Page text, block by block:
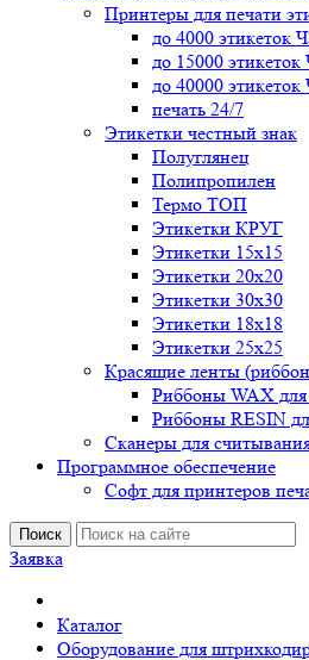
Принтеры для печати
до 4000 этикеток
до 15000 этикеток
до 40000 этикеток
печать 24/7
Этикетки честный знак
Полуглянец
Полипропилен
Термо ТОП
Этикетки КРУГ
Этикетки 15х15
Этикетки 20х20
Этикетки 30х30
Этикетки 18х18
Этикетки 25х25
Красящие ленты
Риббоны WAX для
Риббоны RESIN
Сканеры для
Программное обеспечение
Софт для принтеров
Поиск
Заявка
Каталог
Оборудование для